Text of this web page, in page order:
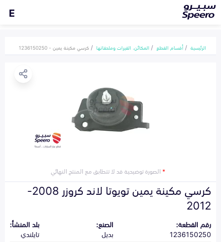
E
الرئيسية أقسام القطع المكائن، القيرات وملحقاتها كرسي مكينة يمين - 1236150250
*الصورة توضيحية قد لا تتطابق مع المنتج النهائي
كرسي مكينة يمين تويوتا لاند كروزر 2008-
2012
رقم القطعة:
1236150250
الصنع:
بديل
بلد المنشأ:
تايلندي